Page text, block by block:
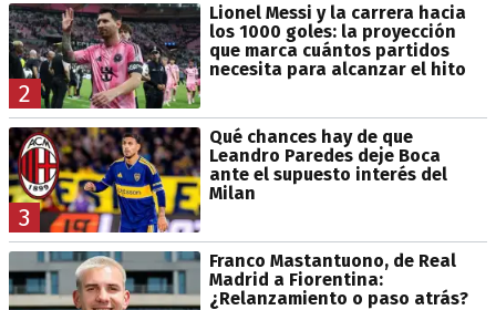
2
Lionel Messi y la carrera hacia
los 1000 goles: la proyección
que marca cuántos partidos
necesita para alcanzar el hito
3
Qué chances hay de que
Leandro Paredes deje Boca
ante el supuesto interés del
Milan
Franco Mastantuono, de Real
Madrid a Fiorentina:
¿Relanzamiento o paso atrás?